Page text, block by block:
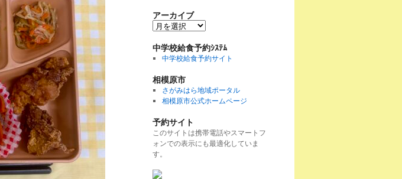
ゴ
リ
アーカイブ
ア
カ
イ
中学校給食予約ｼｽﾃﾑ
中学校給食予約サイト
相模原市
さがみはら地域ポータル
相模原市公式ホームページ
予約サイト
このサイトは携帯電話やスマートフ
ォンでの表示にも最適化していま
す。